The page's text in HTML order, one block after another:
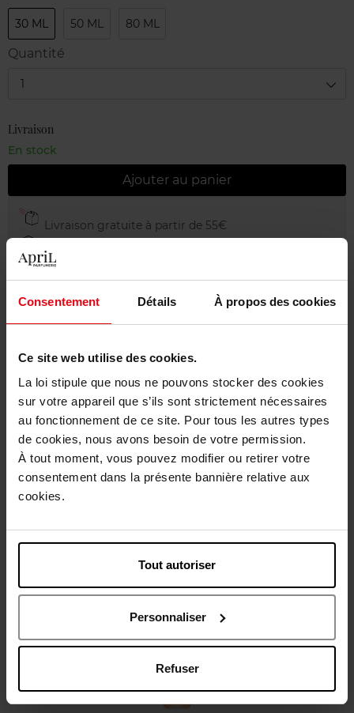
Consentement Détails À propos des cookies
Ce site web utilise des cookies.
La loi stipule que nous ne pouvons stocker des cookies
sur votre appareil que s’ils sont strictement nécessaires
au fonctionnement de ce site. Pour tous les autres types
de cookies, nous avons besoin de votre permission.
À tout moment, vous pouvez modifier ou retirer votre
consentement dans la présente bannière relative aux
cookies.
Tout autoriser
Personnaliser
Refuser
30 ML 50 ML 80 ML
Quantité
1
Livraison
En stock
Ajouter au panier
Livraison gratuite à partir de 55€
Retour gratuit dans votre magasin
Emballage cadeau offert
Conseil d'utilisation
Caractéristiques
Avis client
Vous aimerez peut-être